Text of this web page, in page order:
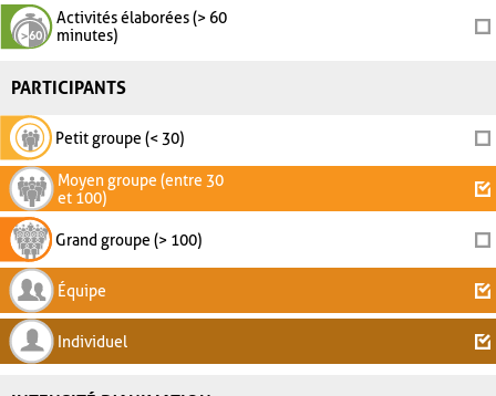
Activités élaborées (> 60
minutes)
PARTICIPANTS
Petit groupe (< 30)
Moyen groupe (entre 30
et 100)
Grand groupe (> 100)
Équipe
Individuel